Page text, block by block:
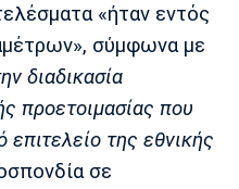
Γιουβέντους
«ήταν εντός
σύμφωνα με
διαδικασία
προετοιμασίας που
επιτελείο της εθνικής
σε